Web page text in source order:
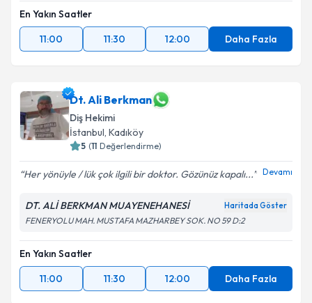
En Yakın Saatler
11:00
11:30 12:00 Daha Fazla
Dt. Ali Berkman
Diş Hekimi
İstanbul, Kadıköy
5 (11 Değerlendirme)
Her yönüyle / lük çok ilgili bir doktor. Gözünüz kapalı... Devamı
DT. ALİ BERKMAN MUAYENEHANESİ Haritada Göster
FENERYOLU MAH. MUSTAFA MAZHARBEY SOK. NO 59 D:2
En Yakın Saatler
11:00
11:30 12:00 Daha Fazla